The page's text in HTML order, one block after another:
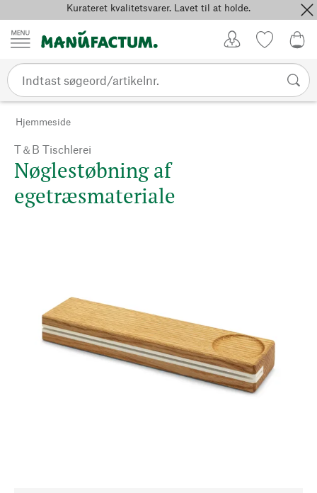
Spring til indholdKurateret kvalitetsvarer. Lavet til at holde.
Hjemmeside
T＆B Tischlerei
Nøglestøbning af
egetræsmateriale